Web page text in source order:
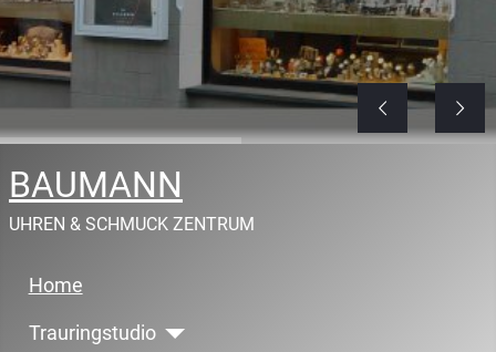
BAUMANN
UHREN & SCHMUCK ZENTRUM
Home
Trauringstudio